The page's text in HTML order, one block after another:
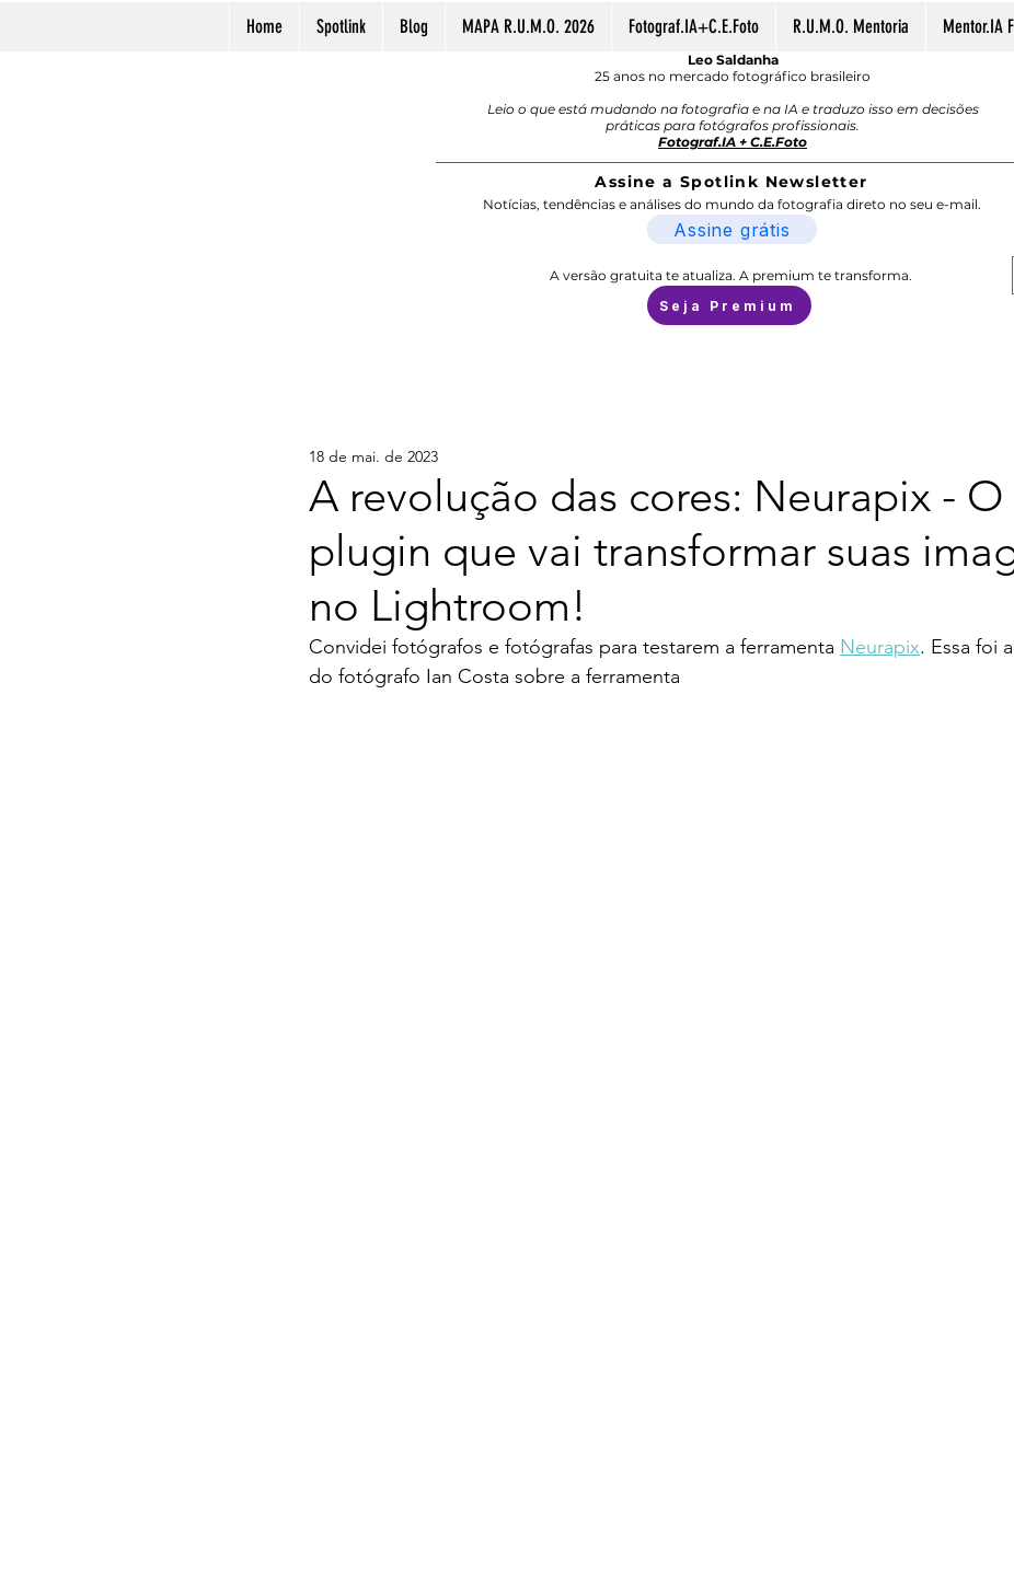
Home Spotlink Blog MAPA R.U.M.O. 2026 Fotograf.IA+C.E.Foto R.U.M.O. Mentoria Mentor.IA
Leo Saldanha
25 anos no mercado fotográfico brasileiro
Leio o que está mudando na fotografia e na IA e traduzo isso em decisões
práticas para fotógrafos profissionais.
Fotograf.IA + C.E.Foto
Assine a Spotlink Newsletter
Notícias, tendências e análises do mundo da fotografia direto no seu e-mail.
Assine grátis
A versão gratuita te atualiza. A premium te transforma.
Seja Premium
A revolução das cores: Neurapix - O
plugin que vai transformar suas
no Lightroom!
18 de mai. de 2023
Convidei fotógrafos e fotógrafas para testarem a ferramenta Neurapix. Essa foi
do fotógrafo Ian Costa sobre a ferramenta